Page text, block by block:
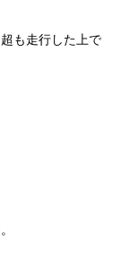
も走行した上で